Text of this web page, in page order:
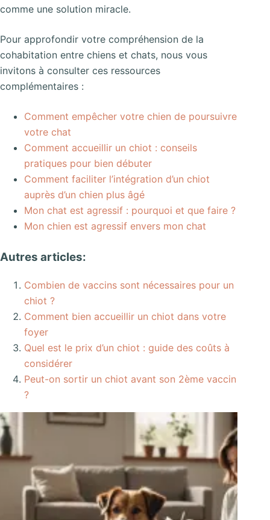
comme une solution miracle.
Pour approfondir votre compréhension de la
cohabitation entre chiens et chats, nous vous
invitons à consulter ces ressources
complémentaires :
Comment empêcher votre chien de poursuivre
votre chat
Comment accueillir un chiot : conseils
pratiques pour bien débuter
Comment faciliter l’intégration d’un chiot
auprès d’un chien plus âgé
Mon chat est agressif : pourquoi et que faire ?
Mon chien est agressif envers mon chat
Autres articles:
Combien de vaccins sont nécessaires pour un
chiot ?
Comment bien accueillir un chiot dans votre
foyer
Quel est le prix d’un chiot : guide des coûts à
considérer
Peut-on sortir un chiot avant son 2ème vaccin
?